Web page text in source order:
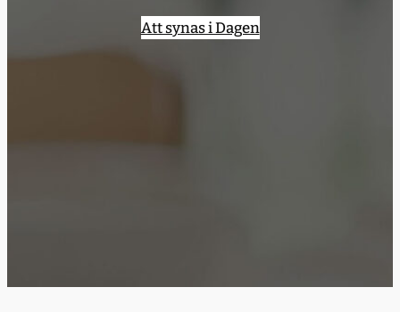
Att synas i Dagen